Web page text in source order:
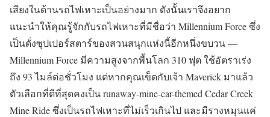
เสียงในด้านรถไฟเหาะเป็นอย่างมาก ดังนั้นเราจึงอยาก
แนะนำให้คุณรู้จักกับรถไฟเหาะที่มีชื่อว่า Millennium Force ซึ่ง
เป็นดั่งซุปเปอร์สตาร์ของสวนสนุกแห่งนี้อีกหนึ่งขบวน —
Millennium Force มีความสูงจากพื้นโลก 310 ฟุต ใช้อัตราเร่ง
ถึง 93 ไมล์ต่อชั่วโมง แต่หากคุณเข็ดกับเจ้า Maverick มาแล้ว
ตัวเลือกที่ดีที่สุดคงเป็น runaway-mine-car-themed Cedar Creek
Mine Ride ซึ่งเป็นรถไฟเหาะที่ไม่เร็วเกินไป และมีรางหมุนแค่